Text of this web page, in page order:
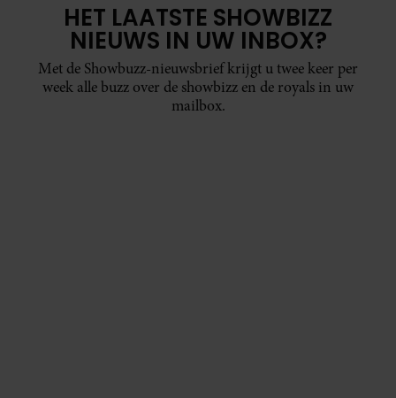
HET LAATSTE SHOWBIZZ
NIEUWS IN UW INBOX?
Met de Showbuzz-nieuwsbrief krijgt u twee keer per
week alle buzz over de showbizz en de royals in uw
mailbox.